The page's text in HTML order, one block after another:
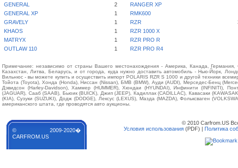
GENERAL
2 RANGER XP
GENERAL XP
1 RMK600
GRAVELY
1 RZR
KHAOS
1 RZR 1000 X
MATRYX
1 RZR PRO R
OUTLAW 110
1 RZR PRO R4
Примечание: независимо от страны Вашего местонахождения - Америка, Канада, Германия,
Казахстан, Литва, Беларусь, и от города, куда нужно доставить автомобиль - Нью-Йорк,
Вильнюс - вы можете купить и осуществить импорт POLARIS RZR S 1000 и другой техники
Тойота (Toyota), Хонда (Honda), Ниссан (Nissan), БМВ (BMW), Ауди (AUDI), Мерседес-Бенц
Дэвидсон (Harley-Davidson), Хаммер (HUMMER), Хюндаи (HYUNDAI), Инфинити (INFINITI),
(JAGUAR), Сааб (SAAB), Бьюик (BUICK), Джип (JEEP), Кадиллак (CADILLAC), Кавасаки
(KIA), Сузуки (SUZUKI), Додж (DODGE), Лексус (LEXUS), Мазда (MAZDA), Фольксваген
американского штата, где проводятся авто аукционы.
© 2009-2020�
CARFROM.US
© 2010 Carfrom.US
Условия использования (PDF) | Политика